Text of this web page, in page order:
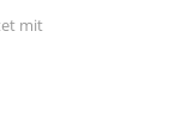
mit